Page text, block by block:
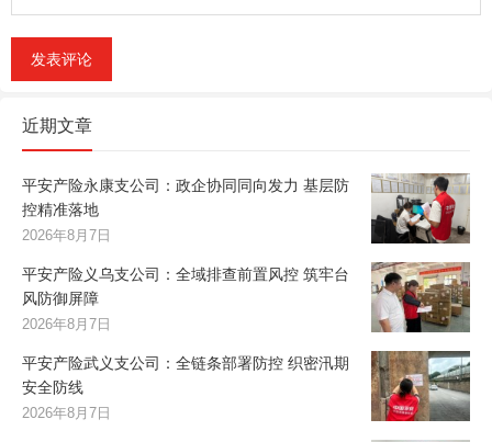
近期文章
平安产险永康支公司：政企协同同向发力 基层防
控精准落地
2026年8月7日
平安产险义乌支公司：全域排查前置风控 筑牢台
风防御屏障
2026年8月7日
平安产险武义支公司：全链条部署防控 织密汛期
安全防线
2026年8月7日